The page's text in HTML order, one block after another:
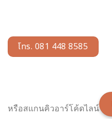
โทร. 081 448 8585
หรือสแกนคิวอาร์โค้ดไลน์